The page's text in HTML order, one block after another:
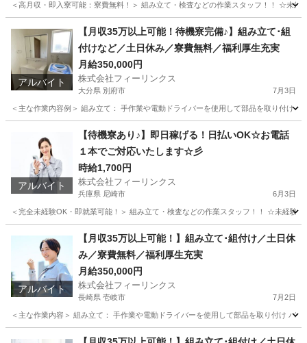
＜高月収・即入寮可能：寮費無料！＞ 組み立て・検査などの作業スタッフ！！
工場 時給
アルバイト
【月収35万以上可能！待機寮完備♪】組み立て･組
付けなど／土日休み／寮費無料／福利厚生充実
月給350,000円
株式会社フィーリンクス
大分県 別府市 7月3日
＜主な作業内容例＞ 組み立て： 手作業や電動ドライバーを使用して部品を取り付け
工場 電動
アルバイト
【待機寮あり♪】即日稼げる！日払いOK☆お電話
１本でご対応いたします☆彡
時給1,700円
株式会社フィーリンクス
兵庫県 尼崎市 6月3日
＜完全未経験OK・即就業可能！＞ 組み立て・検査などの作業スタッフ！！ ☆未経
工場 時給
アルバイト
【月収35万以上可能！】組み立て･組付け／土日休
み／寮費無料／福利厚生充実
月給350,000円
株式会社フィーリンクス
長崎県 壱岐市 7月2日
＜主な作業内容＞ 組み立て： 手作業や電動ドライバーを使用して部品を取り付け バ
工場 電動